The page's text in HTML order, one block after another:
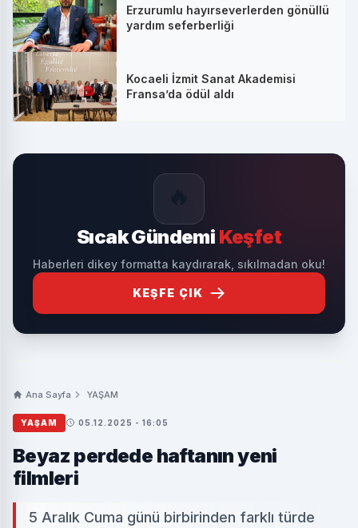
Erzurumlu hayırseverlerden gönüllü
yardım seferberliği
Kocaeli İzmit Sanat Akademisi
Fransa’da ödül aldı
Sıcak Gündemi Keşfet
Haberleri dikey formatta kaydırarak, sıkılmadan oku!
KEŞFE ÇIK
Ana Sayfa YAŞAM
YAŞAM 05.12.2025 - 16:05
Beyaz perdede haftanın yeni
filmleri
5 Aralık Cuma günü birbirinden farklı türde